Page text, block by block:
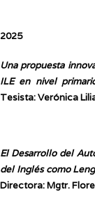
2025
Una propuesta
ILE en nivel
Tesista: Verónica
El Desarrollo del
del Inglés como
Directora: Mgtr.